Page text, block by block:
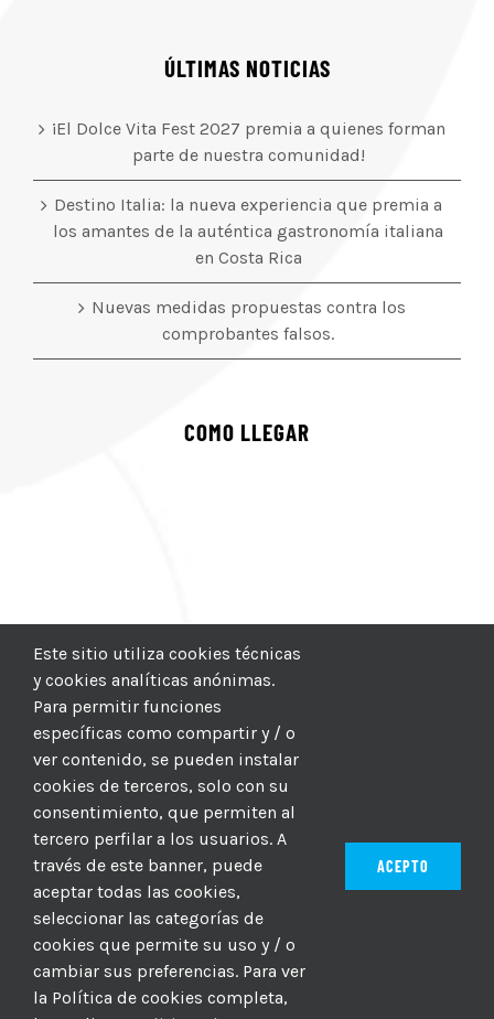
ÚLTIMAS NOTICIAS
¡El Dolce Vita Fest 2027 premia a quienes forman
parte de nuestra comunidad!
Destino Italia: la nueva experiencia que premia a
los amantes de la auténtica gastronomía italiana
en Costa Rica
Nuevas medidas propuestas contra los
comprobantes falsos.
COMO LLEGAR
© 2012–2025 |CICIC| Hosting: Hosting Para PYMES
MBAGIO.COM
| Todos los derechos reservados
Este sitio utiliza cookies técnicas
y cookies analíticas anónimas.
Para permitir funciones
específicas como compartir y / o
ver contenido, se pueden instalar
cookies de terceros, solo con su
consentimiento, que permiten al
tercero perfilar a los usuarios. A
través de este banner, puede
aceptar todas las cookies,
seleccionar las categorías de
cookies que permite su uso y / o
cambiar sus preferencias. Para ver
la Política de cookies completa,
ACEPTO